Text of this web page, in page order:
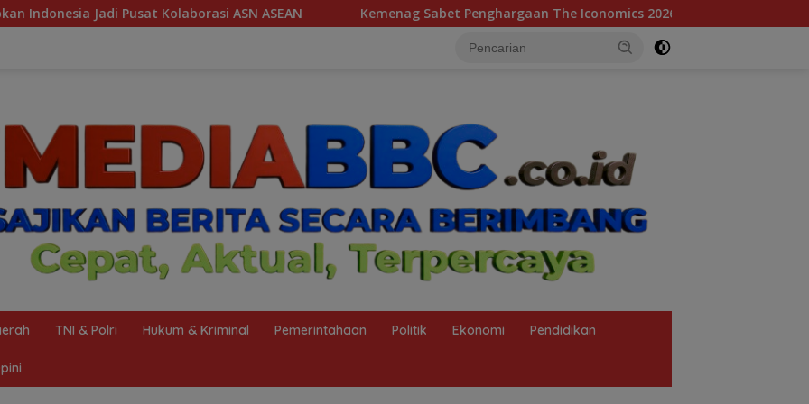
ASN ASEAN Kemenag Sabet Penghargaan The Iconomics 2026, Sekjen: Hasil Kerja Bersama Pusat dan Daerah
TNI & Polri Hukum & Kriminal Pemerintahaan Politik Ekonomi Pendidikan